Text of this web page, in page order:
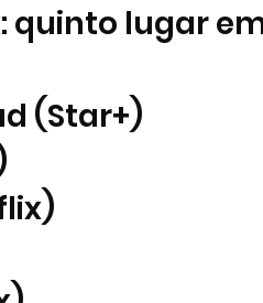
quinto lugar
(Star+)